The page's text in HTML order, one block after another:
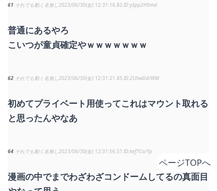
61 それでも動く名無し2023/06/30(金) 12:31:16.82 ySpp2H9md
普通にあるやろ
こいつが童貞確定やｗｗｗｗｗｗｗ
62 それでも動く名無し2023/06/30(金) 12:31:21.85 2UhwDd/WM
初めてプライベート用使ってこれはマウント取れる
と思ったんやなあ
64 それでも動く名無し2023/06/30(金) 12:31:56.51 kef7Ca/Yp
漫画の中でまでわざわざコンドームしてるの真面目
ページTOPへ